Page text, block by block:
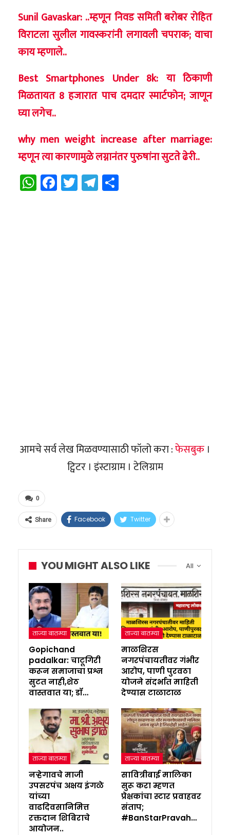
Sunil Gavaskar: ..म्हणून निवड समिती बरोबर रोहित
विराटला सुलील गावस्करांनी लगावली चपराक; वाचा
काय म्हणाले..
Best Smartphones Under 8k: या ठिकाणी
मिळतायत 8 हजारात पाच दमदार स्मार्टफोन; जाणून
घ्या लगेच..
why men weight increase after marriage:
म्हणून त्या कारणामुळे लग्नानंतर पुरुषांना सुटते ढेरी..
WhatsApp
Facebook
TwitterTelegram
आमचे सर्व लेख मिळवण्यासाठी फॉलो करा :फेसबुक ।
ट्विटर । इंस्टाग्राम । टेलिग्राम
0
Share Facebook Twitter
All
YOU MIGHT ALSO LIKE
ताज्या बातम्या
Gopichand
padalkar: चाटूगिरी
करून समाजाचा प्रश्न
सुटत नाही,शेठ
वास्तवात या; डॉ…
ताज्या बातम्या
माळशिरस
नगरपंचायतीवर गंभीर
आरोप, पाणी पुरवठा
योजने संदर्भात माहिती
देण्यास टाळाटाळ
ताज्या बातम्या
नऱ्हेगावचे माजी
उपसरपंच अक्षय इंगळे
यांच्या
वाढदिवसानिमित्त
रक्तदान शिबिराचे
आयोजन..
ताज्या बातम्या
सावित्रीबाई मालिका
सुरू करा म्हणत
प्रेक्षकांचा स्टार प्रवाहवर
संताप;
#BanStarPravah…